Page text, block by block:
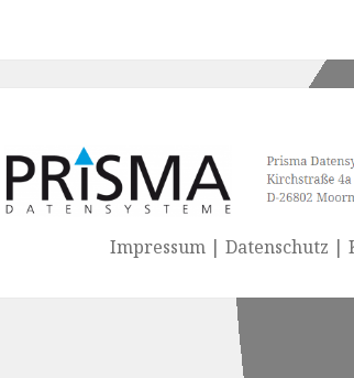
Impressum | Datenschutz |